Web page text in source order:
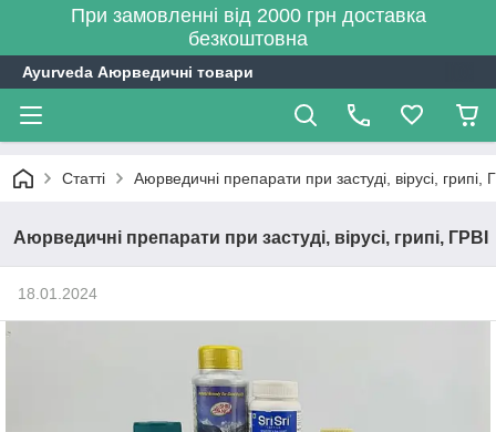
При замовленні від 2000 грн доставка
безкоштовна
Ayurveda Аюрведичні товари
Статті Аюрведичні препарати при застуді, вірусі, грипі,
Аюрведичні препарати при застуді, вірусі, грипі, ГРВІ
18.01.2024